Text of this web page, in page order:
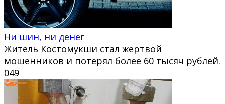
Ни шин, ни денег
Житель Костомукши стал жертвой
мошенников и потерял более 60 тысяч рублей.
049